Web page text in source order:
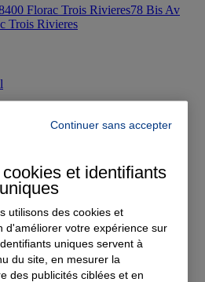
Florac Trois Rivieres78 Bis Av
Trois Rivieres
Continuer sans accepter
et identifiants
uniques
utilisons des cookies et
d'améliorer votre expérience sur
uniques servent à
du site, en mesurer la
des publicités ciblées et en